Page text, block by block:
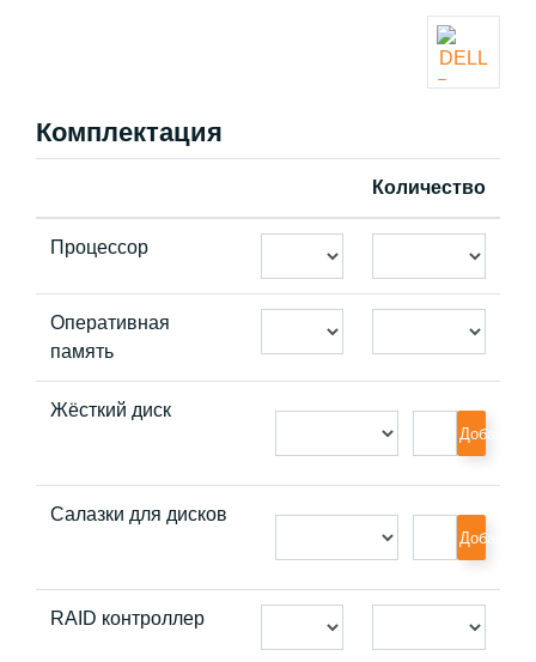
Комплектация
Количество
Процессор
Оперативная
память
Жёсткий диск
Добавить
Салазки для дисков
Добавить
RAID контроллер